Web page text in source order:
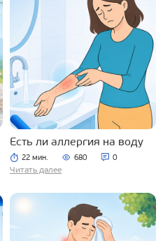
Есть ли аллергия на воду
22 мин. 680 0
Читать далее